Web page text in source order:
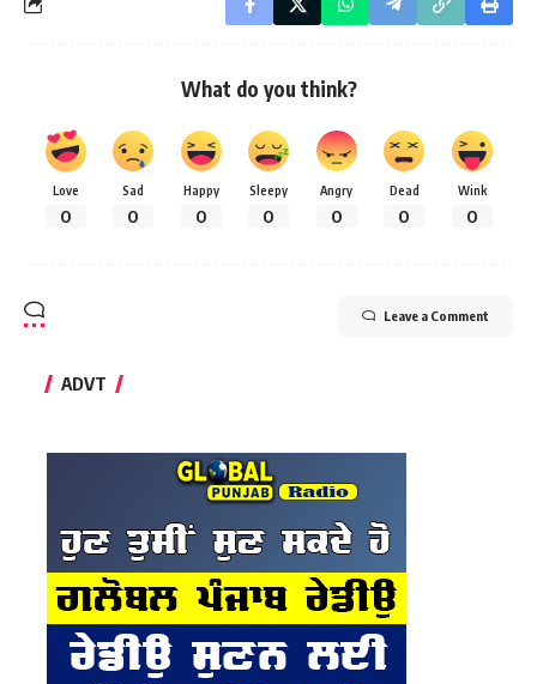
What do you think?
Love
0
Sad
0
Happy
0
Sleepy
0
Angry
0
Dead
0
Wink
0
Leave a Comment
ADVT